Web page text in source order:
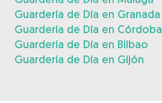
Guardería de Día en Granada
Guardería de Día en Córdoba
Guardería de Día en Bilbao
Guardería de Día en Gijón